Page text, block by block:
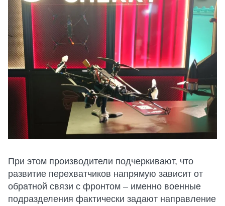
При этом производители подчеркивают, что
развитие перехватчиков напрямую зависит от
обратной связи с фронтом – именно военные
подразделения фактически задают направление